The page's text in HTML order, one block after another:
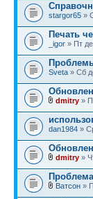
stargor65 »
Печать
_igor » Пт
Sveta » Сб
dmitry »
dan1984 »
dmitry »
Ватсон »